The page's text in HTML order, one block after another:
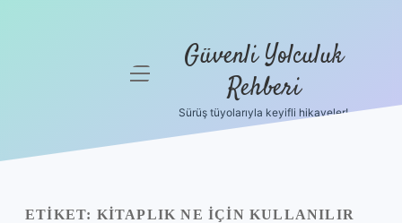
menüyü Güvenli Yolculuk
Rehberi
Sürüş tüyolarıyla keyifli hikayeler!
ETIKET: KITAPLIK NE IÇIN KULLANILIR